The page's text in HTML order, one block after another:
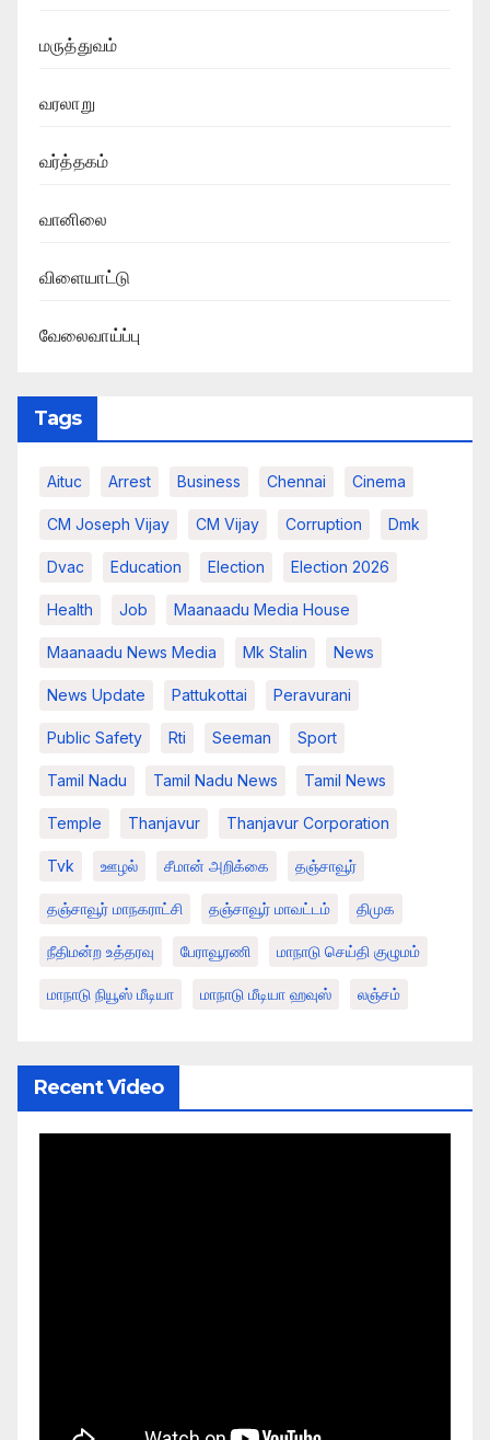
மருத்துவம்
வரலாறு
வர்த்தகம்
வானிலை
விளையாட்டு
வேலைவாய்ப்பு
Tags
Aituc Arrest Business Chennai Cinema
CM Joseph Vijay CM Vijay Corruption Dmk
Dvac Education Election Election 2026
Health Job Maanaadu Media House
Maanaadu News Media Mk Stalin News
News Update Pattukottai Peravurani
Public Safety Rti Seeman Sport
Tamil Nadu Tamil Nadu News Tamil News
Temple Thanjavur Thanjavur Corporation
Tvk ஊழல் சீமான் அறிக்கை தஞ்சாவூர்
தஞ்சாவூர் மாநகராட்சி தஞ்சாவூர் மாவட்டம் திமுக
நீதிமன்ற உத்தரவு பேராவூரணி மாநாடு செய்தி குழுமம்
மாநாடு நியூஸ் மீடியா மாநாடு மீடியா ஹவுஸ் லஞ்சம்
Recent Video